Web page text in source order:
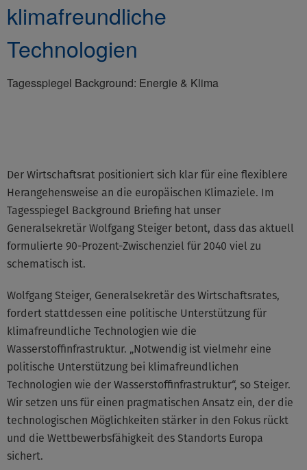
klimafreundliche
Technologien
Tagesspiegel Background: Energie & Klima
Der Wirtschaftsrat positioniert sich klar für eine flexiblere
Herangehensweise an die europäischen Klimaziele. Im
Tagesspiegel Background Briefing hat unser
Generalsekretär Wolfgang Steiger betont, dass das aktuell
formulierte 90-Prozent-Zwischenziel für 2040 viel zu
schematisch ist.
Wolfgang Steiger, Generalsekretär des Wirtschaftsrates,
fordert stattdessen eine politische Unterstützung für
klimafreundliche Technologien wie die
Wasserstoffinfrastruktur. „Notwendig ist vielmehr eine
politische Unterstützung bei klimafreundlichen
Technologien wie der Wasserstoffinfrastruktur“, so Steiger.
Wir setzen uns für einen pragmatischen Ansatz ein, der die
technologischen Möglichkeiten stärker in den Fokus rückt
und die Wettbewerbsfähigkeit des Standorts Europa
sichert.